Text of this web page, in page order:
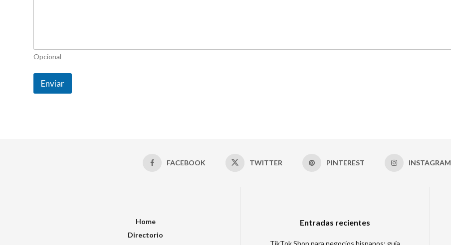
Opcional
Enviar
FACEBOOK TWITTER PINTEREST INSTAGRAM
Home
Directorio
Entradas recientes